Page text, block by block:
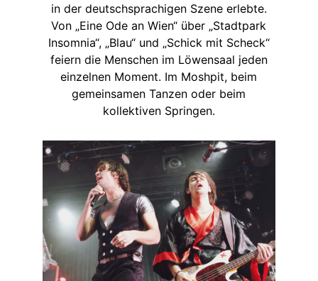
in der deutschsprachigen Szene erlebte.
Von „Eine Ode an Wien“ über „Stadtpark
Insomnia“, „Blau“ und „Schick mit Scheck“
feiern die Menschen im Löwensaal jeden
einzelnen Moment. Im Moshpit, beim
gemeinsamen Tanzen oder beim
kollektiven Springen.